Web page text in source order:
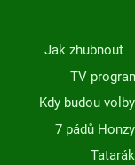
Jak zhubnout
TV
Kdy budou volby
7 pádů